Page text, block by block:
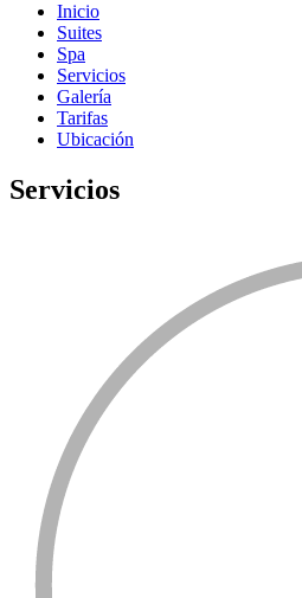
Inicio
Suites
Spa
Servicios
Galería
Tarifas
Ubicación
Servicios